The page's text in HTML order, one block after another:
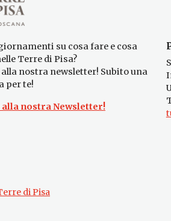
su cosa fare e cosa
Terre di Pisa?
nostra newsletter! Subito una
per te!
nostra Newsletter!
di Pisa